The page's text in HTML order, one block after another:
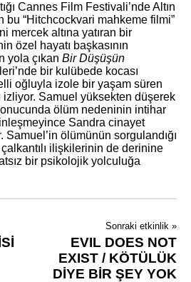
Cannes Film Festivali’nde Altın
bu “Hitchcockvari mahkeme filmi”
mercek altına yatıran bir
özel hayatı başkasının
yola çıkan Bir Düşüşün
bir kulübede kocası
oğluyla izole bir yaşam süren
izliyor. Samuel yüksekten düşerek
ölüm nedeninin intihar
Sandra cinayet
Samuel’in ölümünün sorgulandığı
ilişkilerinin de derinine
bir psikolojik yolculuğa
Sonraki etkinlik »
EVIL DOES NOT
EXIST / KÖTÜLÜK
DİYE BİR ŞEY YOK